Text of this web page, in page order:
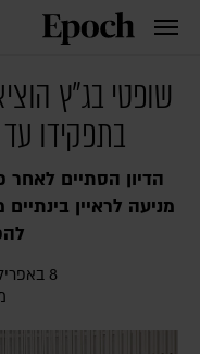
שופטי בג"ץ
בתפקידו
מניעה לראיין
8 באפריל 2025